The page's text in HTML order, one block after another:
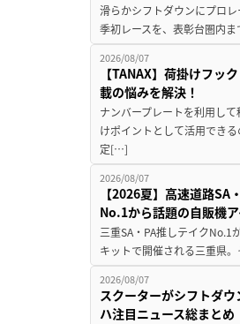
滑らかシフトダウンにプロ
季初レースを、表彰台圏内
2026/08/07
【TANAX】荷掛けフッ
載の悩みを解決！
ナンバープレートを利用し
けポイントとして活用でき
定[…]
2026/08/07
【2026夏】高速道路
No.1から話題の自販機
三重SA・PA推しテイク
キットで開催される三重県
2026/08/07
スクーターがシフトダ
ハ注目ニュース総まとめ